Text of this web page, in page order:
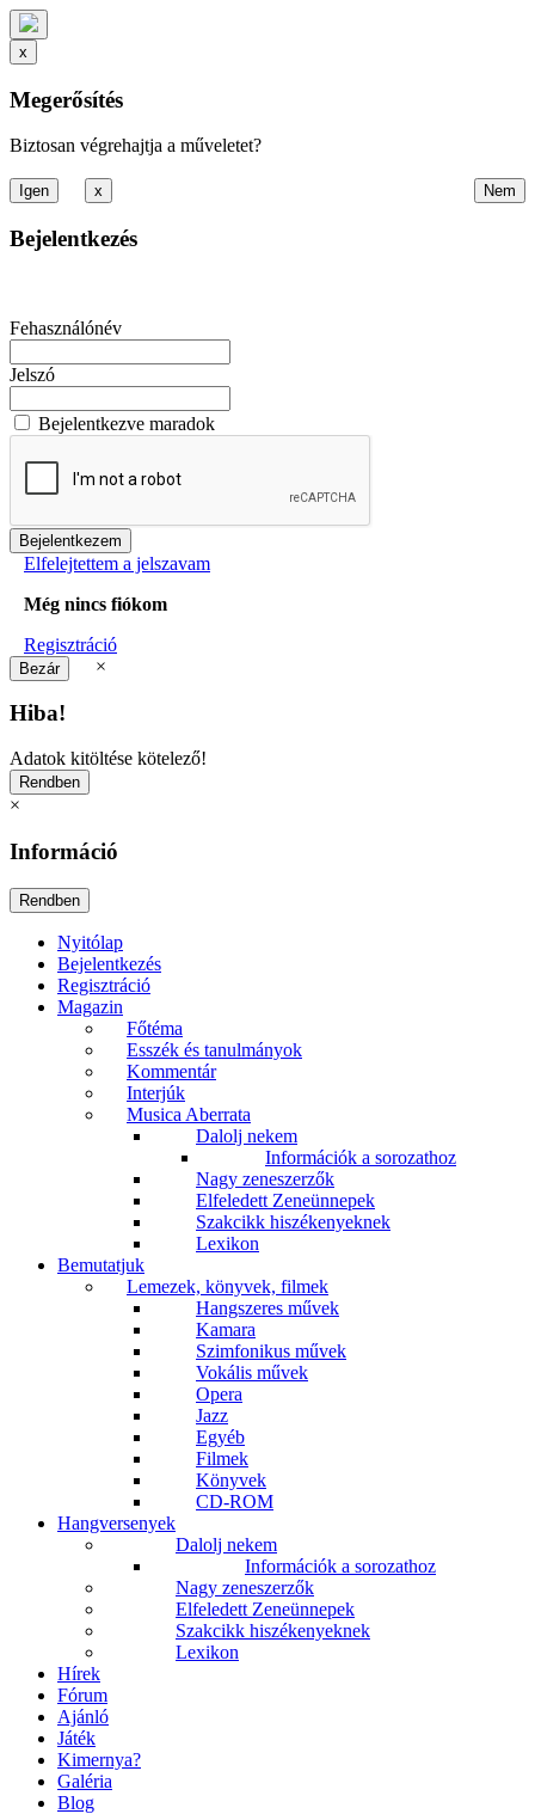
x
Megerősítés
Biztosan végrehajtja a műveletet?
x
Bejelentkezés
Fehasználónév
Jelszó
Bejelentkezve maradok
Elfelejtettem a jelszavam
Még nincs fiókom
Regisztráció
×
Hiba!
Adatok kitöltése kötelező!
×
Információ
Nyitólap
Bejelentkezés
Regisztráció
Magazin
Főtéma
Esszék és tanulmányok
Kommentár
Interjúk
Musica Aberrata
Dalolj nekem
Információk a sorozathoz
Nagy zeneszerzők
Elfeledett Zeneünnepek
Szakcikk hiszékenyeknek
Lexikon
Bemutatjuk
Lemezek, könyvek, filmek
Hangszeres művek
Kamara
Szimfonikus művek
Vokális művek
Opera
Jazz
Egyéb
Filmek
Könyvek
CD-ROM
Hangversenyek
Dalolj nekem
Információk a sorozathoz
Nagy zeneszerzők
Elfeledett Zeneünnepek
Szakcikk hiszékenyeknek
Lexikon
Hírek
Fórum
Ajánló
Játék
Kimernya?
Galéria
Blog